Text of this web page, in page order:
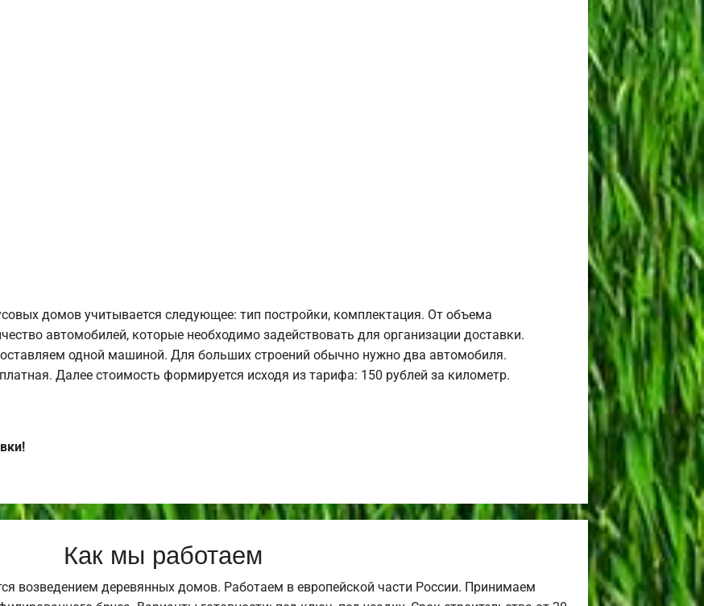
домов учитывается следующее: тип постройки, комплектация. От объема
автомобилей, которые необходимо задействовать для организации доставки.
одной машиной. Для больших строений обычно нужно два автомобиля.
Далее стоимость формируется исходя из тарифа: 150 рублей за километр.
Как мы работаем
возведением деревянных домов. Работаем в европейской части России. Принимаем